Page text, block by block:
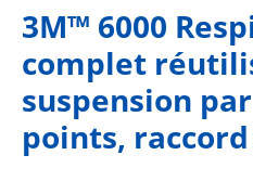
3M™ 6000
complet
suspension
points,